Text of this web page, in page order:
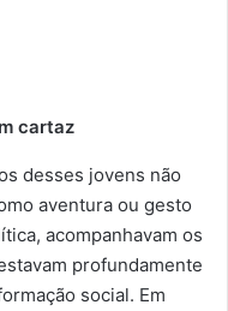
cartaz
desses jovens não
aventura ou gesto
acompanhavam os
profundamente
social. Em